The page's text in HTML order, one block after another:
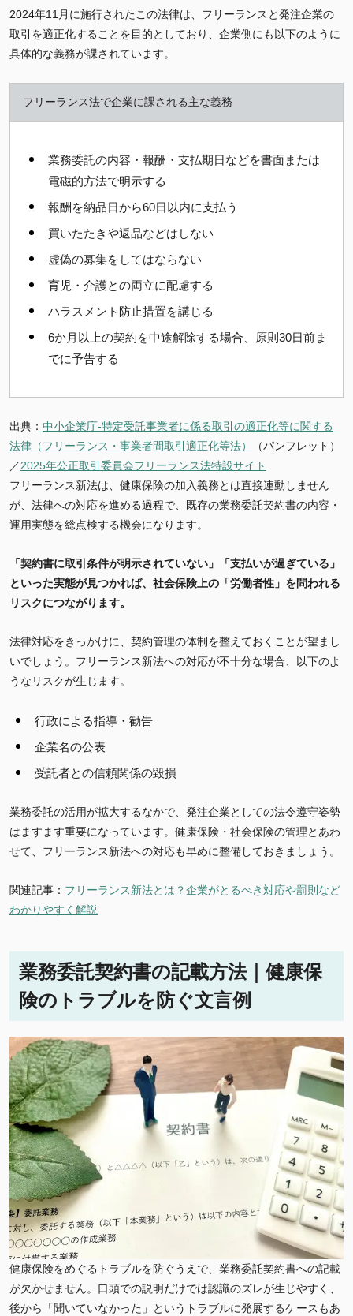
2024年11月に施行されたこの法律は、フリーランスと発注企業の
取引を適正化することを目的としており、企業側にも以下のように
具体的な義務が課されています。
フリーランス法で企業に課される主な義務
業務委託の内容・報酬・支払期日などを書面または
電磁的方法で明示する
報酬を納品日から60日以内に支払う
買いたたきや返品などはしない
虚偽の募集をしてはならない
育児・介護との両立に配慮する
ハラスメント防止措置を講じる
6か月以上の契約を中途解除する場合、原則30日前ま
でに予告する
出典： 中小企業庁-特定受託事業者に係る取引の適正化等に関する
法律（フリーランス・事業者間取引適正化等法）
（パンフレット）
／2025年公正取引委員会フリーランス法特設サイト
フリーランス新法は、健康保険の加入義務とは直接連動しません
が、法律への対応を進める過程で、既存の業務委託契約書の内容・
運用実態を総点検する機会になります。
「契約書に取引条件が明示されていない」「支払いが過ぎている」
といった実態が見つかれば、社会保険上の「労働者性」を問われる
リスクにつながります。
法律対応をきっかけに、契約管理の体制を整えておくことが望まし
いでしょう。フリーランス新法への対応が不十分な場合、以下のよ
うなリスクが生じます。
行政による指導・勧告
企業名の公表
受託者との信頼関係の毀損
業務委託の活用が拡大するなかで、発注企業としての法令遵守姿勢
はますます重要になっています。健康保険・社会保険の管理とあわ
せて、フリーランス新法への対応も早めに整備しておきましょう。
関連記事： フリーランス新法とは？企業がとるべき対応や罰則など
わかりやすく解説
業務委託契約書の記載方法｜健康保
険のトラブルを防ぐ文言例
健康保険をめぐるトラブルを防ぐうえで、業務委託契約書への記載
が欠かせません。口頭での説明だけでは認識のズレが生じやすく、
後から「聞いていなかった」というトラブルに発展するケースもあ